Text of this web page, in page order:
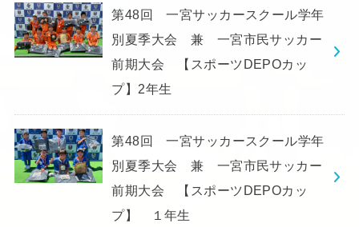
第48回 一宮サッカースクール学年
別夏季大会 兼 一宮市民サッカー
前期大会 【スポーツDEPOカッ
プ】2年生
第48回 一宮サッカースクール学年
別夏季大会 兼 一宮市民サッカー
前期大会 【スポーツDEPOカッ
プ】 １年生